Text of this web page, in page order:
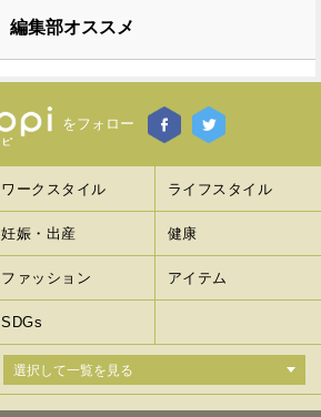
編集部オススメ
をフォロー
ワークスタイル ライフスタイル
妊娠・出産 健康
ファッション アイテム
SDGs